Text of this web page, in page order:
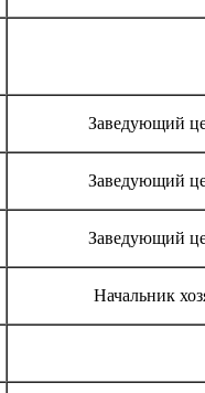
Заведующий
Заведующий
Заведующий
Начальник